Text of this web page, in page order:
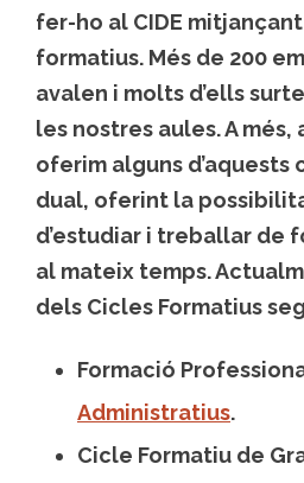
fer-ho al CIDE
formatius. Més de 200
avalen i molts d’ells
les nostres aules. A
oferim alguns d’aquests
dual, oferint la
d’estudiar i treballar de
al mateix temps.
dels Cicles Formatius
Formació
Administratius.
Cicle Formatiu de